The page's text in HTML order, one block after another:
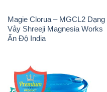
Magie Clorua – MGCL2 Dạng
Vảy Shreeji Magnesia Works
Ấn Độ India